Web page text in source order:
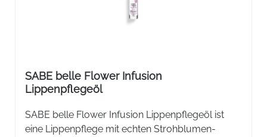
SABE belle Flower Infusion
Lippenpflegeöl
SABE belle Flower Infusion Lippenpflegeöl ist
eine Lippenpflege mit echten Strohblumen-